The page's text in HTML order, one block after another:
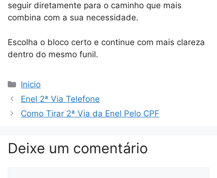
seguir diretamente para o caminho que mais
combina com a sua necessidade.
Escolha o bloco certo e continue com mais clareza
dentro do mesmo funil.
Categorias
Inicio
Enel 2ª Via Telefone
Como Tirar 2ª Via da Enel Pelo CPF
Deixe um comentário